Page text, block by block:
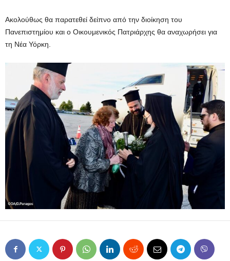
Ακολούθως θα παρατεθεί δείπνο από την διοίκηση του
Πανεπιστημίου και ο Οικουμενικός Πατριάρχης θα αναχωρήσει για
τη Νέα Υόρκη.